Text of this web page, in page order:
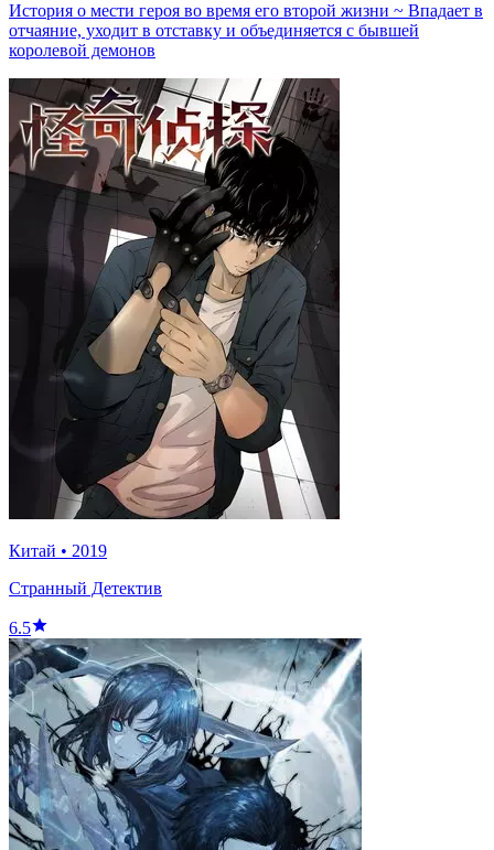
История о мести героя во время его второй жизни ~ Впадает в
отчаяние, уходит в отставку и объединяется с бывшей
королевой демонов
Китай • 2019
Странный Детектив
6.5